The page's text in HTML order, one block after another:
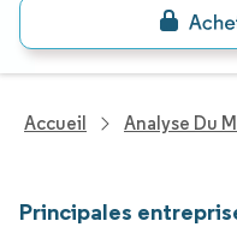
Accueil Analyse Du
Principales